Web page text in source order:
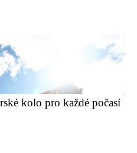
kolo pro každé počasí